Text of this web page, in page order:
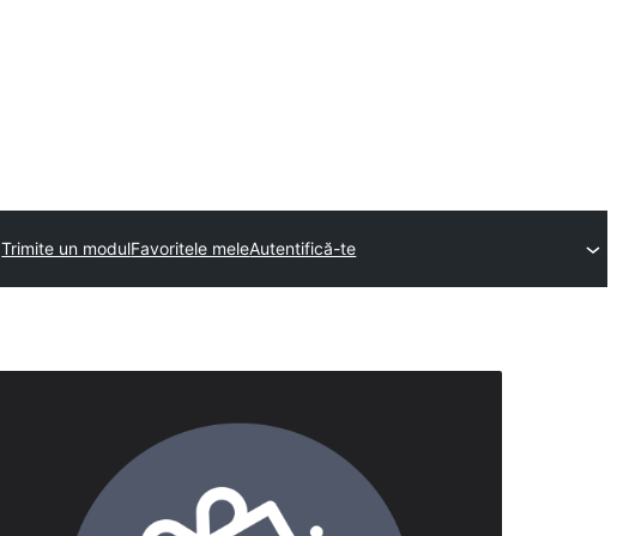
Trimite un modulFavoritele meleAutentifică-te